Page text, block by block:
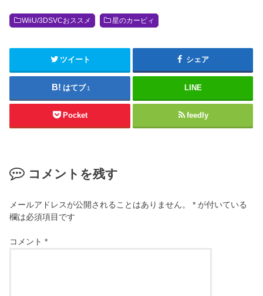
WiiU/3DSVCおススメ 星のカービィ
ツイート シェア
はてブ 1 LINE
Pocket feedly
コメントを残す
メールアドレスが公開されることはありません。 * が付いている
欄は必須項目です
コメント*